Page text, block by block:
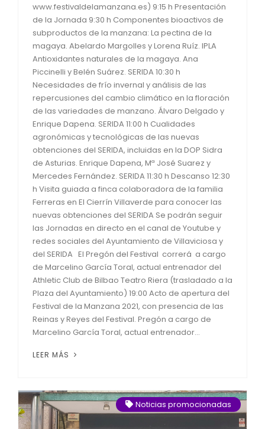
www.festivaldelamanzana.es) 9:15 h Presentación
de la Jornada 9:30 h Componentes bioactivos de
subproductos de la manzana: La pectina de la
magaya. Abelardo Margolles y Lorena Ruíz. IPLA
Antioxidantes naturales de la magaya. Ana
Piccinelli y Belén Suárez. SERIDA 10:30 h
Necesidades de frío invernal y análisis de las
repercusiones del cambio climático en la floración
de las variedades de manzano. Álvaro Delgado y
Enrique Dapena. SERIDA 11:00 h Cualidades
agronómicas y tecnológicas de las nuevas
obtenciones del SERIDA, incluidas en la DOP Sidra
de Asturias. Enrique Dapena, Mª José Suarez y
Mercedes Fernández. SERIDA 11:30 h Descanso 12:30
h Visita guiada a finca colaboradora de la familia
Ferreras en El Cierrín Villaverde para conocer las
nuevas obtenciones del SERIDA Se podrán seguir
las Jornadas en directo en el canal de Youtube y
redes sociales del Ayuntamiento de Villaviciosa y
del SERIDA El Pregón del Festival correrá a cargo
de Marcelino García Toral, actual entrenador del
Athletic Club de Bilbao Teatro Riera (trasladado a la
Plaza del Ayuntamiento) 19:00 Acto de apertura del
Festival de la Manzana 2021, con presencia de las
Reinas y Reyes del Festival. Pregón a cargo de
Marcelino García Toral, actual entrenador...
LEER MÁS
Noticias promocionadas